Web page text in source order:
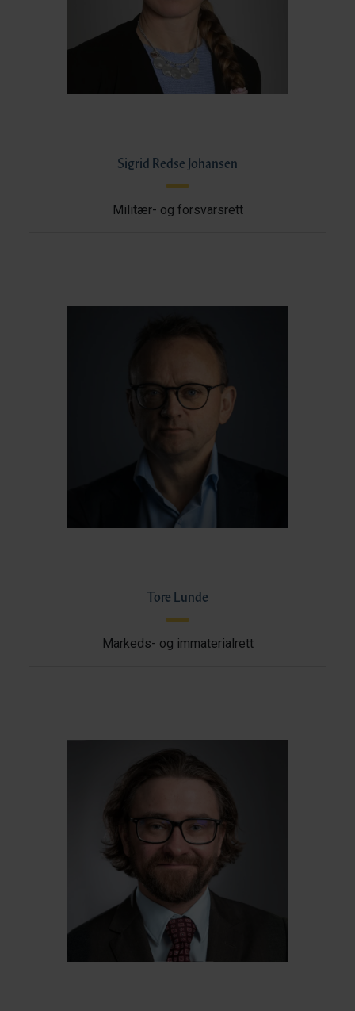
Sigrid Redse Johansen
Militær- og forsvarsrett
Tore Lunde
Markeds- og immaterialrett